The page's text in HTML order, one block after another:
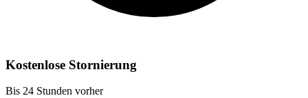
Kostenlose Stornierung
Bis 24 Stunden vorher